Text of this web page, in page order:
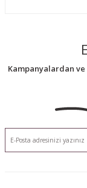
Kampanyalardan